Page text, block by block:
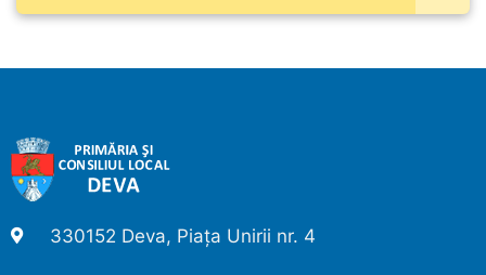
330152 Deva, Piața Unirii nr. 4